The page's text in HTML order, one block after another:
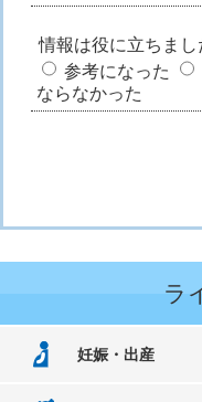
情報は役に立ちまし
参考になった
ならなかった
ラ
妊娠・出産